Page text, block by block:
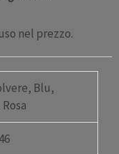
nel prezzo.
Blu,